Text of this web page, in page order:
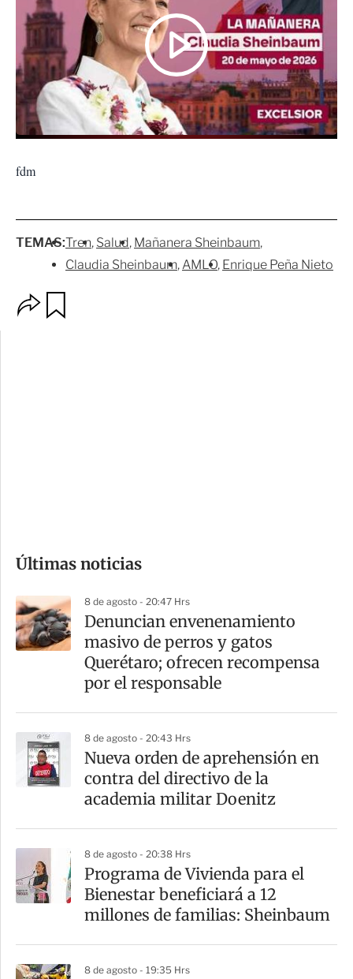
fdm
TEMAS:Tren Salud Mañanera Sheinbaum
Claudia Sheinbaum AMLO Enrique Peña Nieto
m
a
r
t
Últimas noticias
8 de agosto - 20:47 Hrs
Denuncian envenenamiento
masivo de perros y gatos
Querétaro; ofrecen recompensa
por el responsable
8 de agosto - 20:43 Hrs
Nueva orden de aprehensión en
contra del directivo de la
academia militar Doenitz
8 de agosto - 20:38 Hrs
Programa de Vivienda para el
Bienestar beneficiará a 12
millones de familias: Sheinbaum
8 de agosto - 19:35 Hrs